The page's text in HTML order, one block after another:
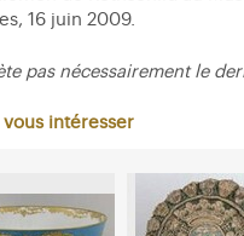
16 juin 2009.
pas nécessairement le
intéresser